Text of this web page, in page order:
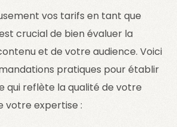
vos tarifs en tant que
crucial de bien évaluer la
et de votre audience. Voici
pratiques pour établir
qui reflète la qualité de votre
votre expertise :